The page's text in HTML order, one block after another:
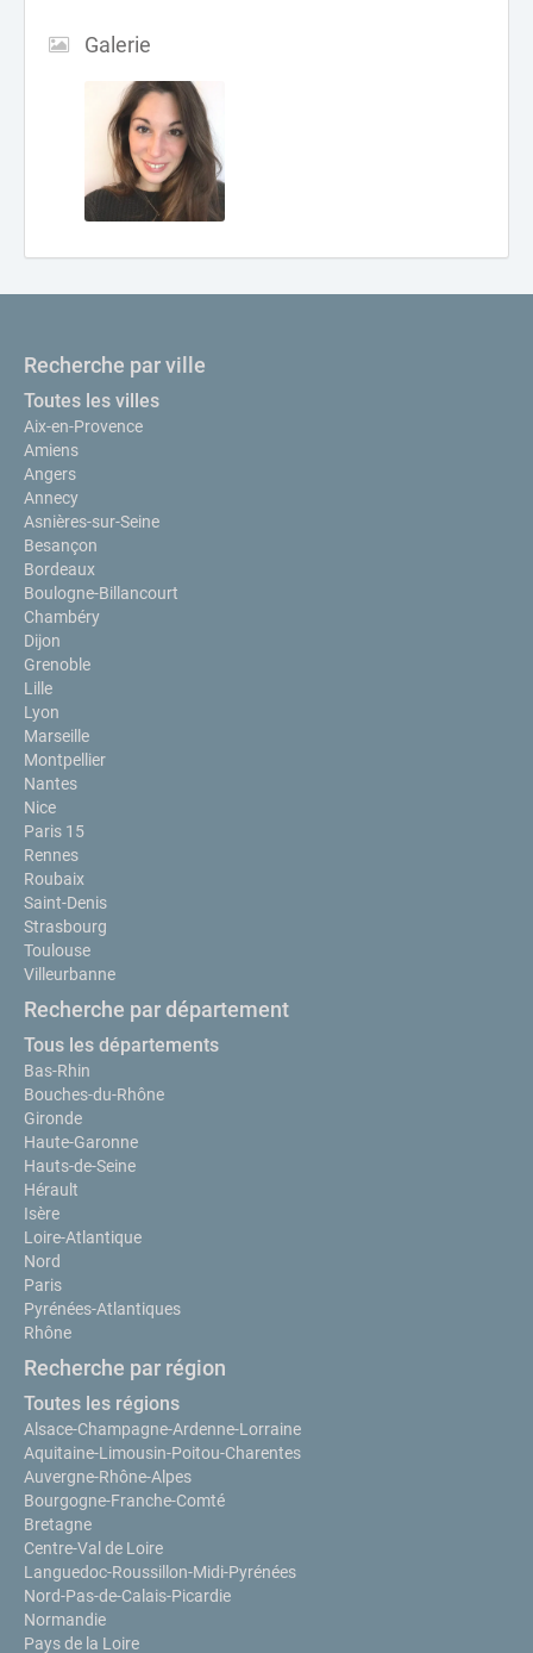
Galerie
Recherche par ville
Toutes les villes
Aix-en-Provence
Amiens
Angers
Annecy
Asnières-sur-Seine
Besançon
Bordeaux
Boulogne-Billancourt
Chambéry
Dijon
Grenoble
Lille
Lyon
Marseille
Montpellier
Nantes
Nice
Paris 15
Rennes
Roubaix
Saint-Denis
Strasbourg
Toulouse
Villeurbanne
Recherche par département
Tous les départements
Bas-Rhin
Bouches-du-Rhône
Gironde
Haute-Garonne
Hauts-de-Seine
Hérault
Isère
Loire-Atlantique
Nord
Paris
Pyrénées-Atlantiques
Rhône
Recherche par région
Toutes les régions
Alsace-Champagne-Ardenne-Lorraine
Aquitaine-Limousin-Poitou-Charentes
Auvergne-Rhône-Alpes
Bourgogne-Franche-Comté
Bretagne
Centre-Val de Loire
Languedoc-Roussillon-Midi-Pyrénées
Nord-Pas-de-Calais-Picardie
Normandie
Pays de la Loire